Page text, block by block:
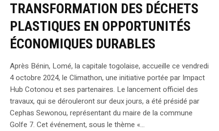
TRANSFORMATION DES DÉCHETS
PLASTIQUES EN OPPORTUNITÉS
ÉCONOMIQUES DURABLES
Après Bénin, Lomé, la capitale togolaise, accueille ce vendredi
4 octobre 2024, le Climathon, une initiative portée par Impact
Hub Cotonou et ses partenaires. Le lancement officiel des
travaux, qui se dérouleront sur deux jours, a été présidé par
Cephas Sewonou, représentant du maire de la commune
Golfe 7. Cet événement, sous le thème «...